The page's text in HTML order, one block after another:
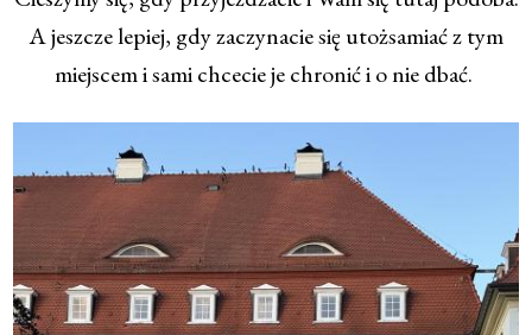
A jeszcze lepiej, gdy zaczynacie się utożsamiać z tym
miejscem i sami chcecie je chronić i o nie dbać.